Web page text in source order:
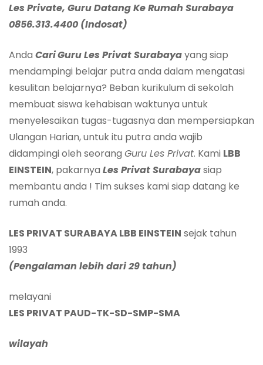
Les Private, Guru Datang Ke Rumah Surabaya
0856.313.4400 (Indosat)
Anda CariGuru Les PrivatSurabayayang siap
mendampingi belajar putra anda dalam mengatasi
kesulitan belajarnya? Beban kurikulum di sekolah
membuat siswa kehabisan waktunya untuk
menyelesaikan tugas-tugasnya dan mempersiapkan
Ulangan Harian, untuk itu putra anda wajib
didampingi oleh seorang Guru Les Privat. Kami LBB
EINSTEIN, pakarnya Les PrivatSurabayasiap
membantu anda ! Tim sukses kami siap datang ke
rumah anda.
LES PRIVAT SURABAYALBB EINSTEIN sejak tahun
1993
(Pengalaman lebih dari 29 tahun)
melayani
LES PRIVAT PAUD-TK-SD-SMP-SMA
wilayah